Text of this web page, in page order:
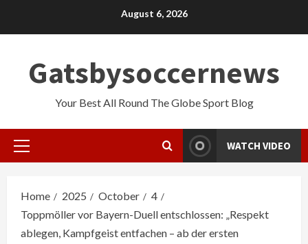
August 6, 2026
Gatsbysoccernews
Your Best All Round The Globe Sport Blog
Primary
WATCH VIDEO
Home 2025 October
4
Toppmöller vor Bayern-Duell entschlossen: „Respekt
ablegen, Kampfgeist entfachen – ab der ersten